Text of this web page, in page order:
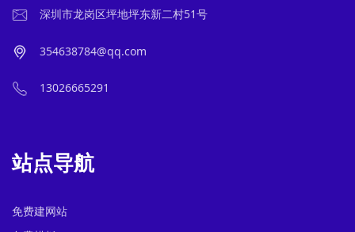
深圳市龙岗区坪地坪东新二村51号
354638784@qq.com
13026665291
站点导航
免费建网站